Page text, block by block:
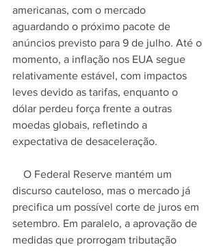
americanas, com o mercado
aguardando o próximo pacote de
anúncios previsto para 9 de julho. Até o
momento, a inflação nos EUA segue
relativamente estável, com impactos
leves devido as tarifas, enquanto o
dólar perdeu força frente a outras
moedas globais, refletindo a
expectativa de desaceleração.
O Federal Reserve mantém um
discurso cauteloso, mas o mercado já
precifica um possível corte de juros em
setembro. Em paralelo, a aprovação de
medidas que prorrogam tributação